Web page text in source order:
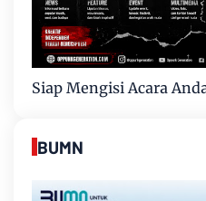
Siap Mengisi Acara
BUMN